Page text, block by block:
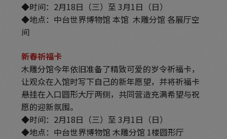
◆时间：2月18日（三）至 3月1日（日）
◆地点：中台世界博物馆 本馆 木雕分馆 各展厅空
间
新春祈福卡
木雕分馆今年依旧准备了精致可爱的岁令祈福卡，
让观众在入馆时写下自己的新年愿望，并将祈福卡
悬挂在入口圆形大厅两侧，共同营造充满希望与祝
愿的迎新氛围。
◆时间：2月18日（三）至 3月1日（日）
◆地点：中台世界博物馆 木雕分馆 1楼圆形厅